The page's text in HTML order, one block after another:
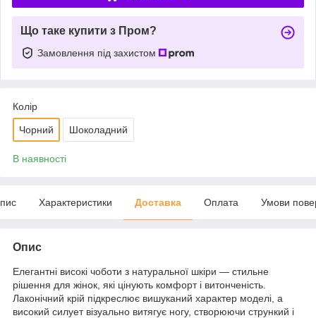
Що таке купити з Пром?
Замовлення під захистом
Колір
Чорний Шоколадний
В наявності
Характеристики Доставка Оплата Умови
Опис
Елегантні високі чоботи з натуральної шкіри — стильне
рішення для жінок, які цінують комфорт і витонченість.
Лаконічний крій підкреслює вишуканий характер моделі, а
високий силует візуально витягує ногу, створюючи стрункий і